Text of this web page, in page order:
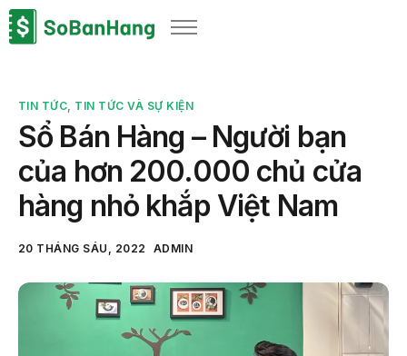
Sản phẩm
Bảng giá
Blog
Thông tin thuế
Về chúng tôi
TIN TỨC, TIN TỨC VÀ SỰ KIỆN
Sổ Bán Hàng – Người bạn
của hơn 200.000 chủ cửa
hàng nhỏ khắp Việt Nam
20 THÁNG SÁU, 2022 ADMIN